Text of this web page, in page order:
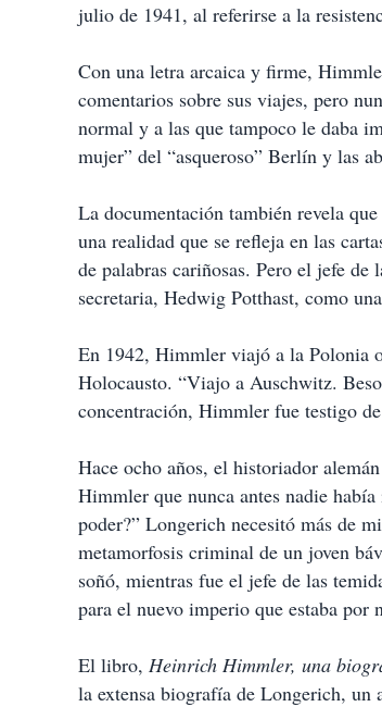
julio de 1941, al referirse a la
Con una letra arcaica y firme,
comentarios sobre sus viajes, pero
normal y a las que tampoco le daba
mujer” del “asqueroso” Berlín y las
La documentación también revela
una realidad que se refleja en las
de palabras cariñosas. Pero el jefe
secretaria, Hedwig Potthast, como
En 1942, Himmler viajó a la Polonia
Holocausto. “Viajo a Auschwitz.
concentración, Himmler fue testigo
Hace ocho años, el historiador
Himmler que nunca antes nadie
poder?” Longerich necesitó más de
metamorfosis criminal de un joven
soñó, mientras fue el jefe de las
para el nuevo imperio que estaba por
El libro, Heinrich Himmler, una
la extensa biografía de Longerich, un